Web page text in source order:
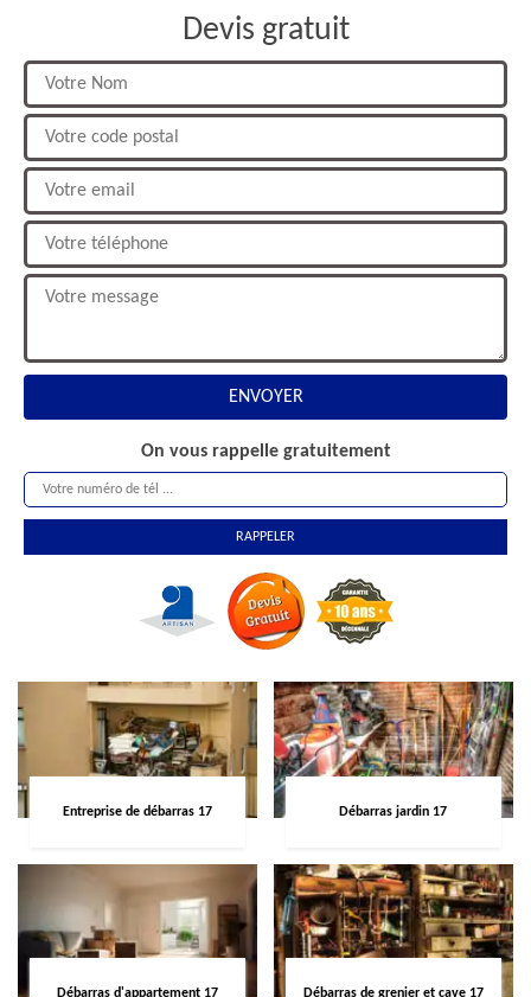
Devis gratuit
On vous rappelle gratuitement
Entreprise de débarras 17 Débarras jardin 17
Débarras d'appartement 17 Débarras de grenier et cave 17